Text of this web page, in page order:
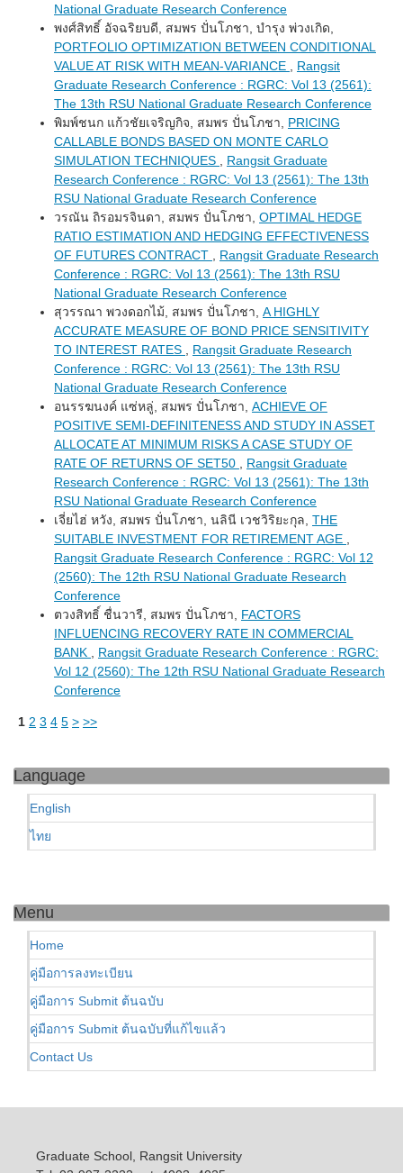
National Graduate Research Conference
พงศ์สิทธิ์ อัจฉริยบดี, สมพร ปั่นโภชา, บำรุง พ่วงเกิด,
PORTFOLIO OPTIMIZATION BETWEEN CONDITIONAL
VALUE AT RISK WITH MEAN-VARIANCE
Rangsit
Graduate Research Conference : RGRC: Vol 13 (2561):
The 13th RSU National Graduate Research Conference
พิมพ์ชนก แก้วชัยเจริญกิจ, สมพร ปั่นโภชา, PRICING
CALLABLE BONDS BASED ON MONTE CARLO
SIMULATION TECHNIQUES
Rangsit Graduate
Research Conference : RGRC: Vol 13 (2561): The 13th
RSU National Graduate Research Conference
วรณัน ถิรอมรจินดา, สมพร ปั่นโภชา, OPTIMAL HEDGE
RATIO ESTIMATION AND HEDGING EFFECTIVENESS
OF FUTURES CONTRACT
Rangsit Graduate Research
Conference : RGRC: Vol 13 (2561): The 13th RSU
National Graduate Research Conference
สุวรรณา พวงดอกไม้, สมพร ปั่นโภชา, A HIGHLY
ACCURATE MEASURE OF BOND PRICE SENSITIVITY
TO INTEREST RATES
Rangsit Graduate Research
Conference : RGRC: Vol 13 (2561): The 13th RSU
National Graduate Research Conference
อนรรฆนงค์ แซ่หลู่, สมพร ปั่นโภชา, ACHIEVE OF
POSITIVE SEMI-DEFINITENESS AND STUDY IN ASSET
ALLOCATE AT MINIMUM RISKS A CASE STUDY OF
RATE OF RETURNS OF SET50
Rangsit Graduate
Research Conference : RGRC: Vol 13 (2561): The 13th
RSU National Graduate Research Conference
เจี่ยไฮ่ หวัง, สมพร ปั่นโภชา, นลินี เวชวิริยะกุล, THE
SUITABLE INVESTMENT FOR RETIREMENT AGE
Rangsit Graduate Research Conference : RGRC: Vol 12
(2560): The 12th RSU National Graduate Research
Conference
ตวงสิทธิ์ ชื่นวารี, สมพร ปั่นโภชา, FACTORS
INFLUENCING RECOVERY RATE IN COMMERCIAL
BANK
Rangsit Graduate Research Conference : RGRC:
Vol 12 (2560): The 12th RSU National Graduate Research
Conference
1 2 3 4 5 > >>
Language
English
ไทย
Menu
Home
คู่มือการลงทะเบียน
คู่มือการ Submit ต้นฉบับ
คู่มือการ Submit ต้นฉบับที่แก้ไขแล้ว
Contact Us
Graduate School, Rangsit University